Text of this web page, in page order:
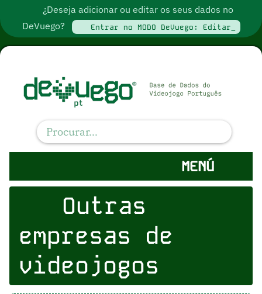
¿Deseja adicionar ou editar os seus dados no
DeVuego?
Entrar no MODO DeVuego: Editar_
MENÚ
Outras
empresas de
videojogos